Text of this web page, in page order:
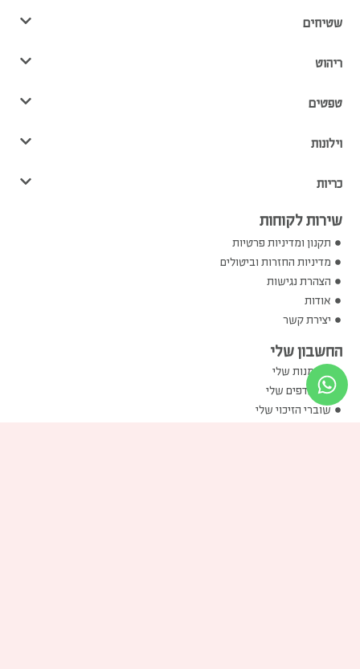
שטיחים
ריהוט
טפטים
וילונות
כריות
שירות לקוחות
תקנון ומדיניות פרטיות
מדיניות החזרות וביטולים
הצהרת נגישות
אודות
יצירת קשר
החשבון שלי
ההזמנות שלי
המועדפים שלי
שוברי הזיכוי שלי